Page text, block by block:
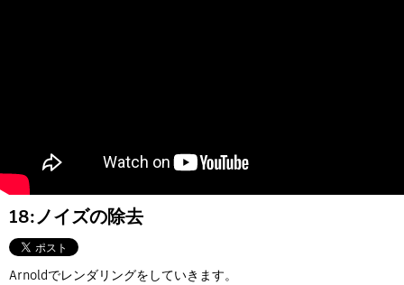
アニメ
Flow Production Tracking（旧ShotGrid）
Flow Studio
18:ノイズの除去
Arnoldでレンダリングをしていきます。